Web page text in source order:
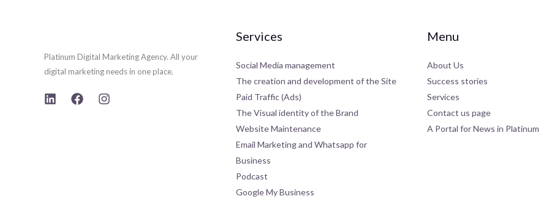
Platinum Digital Marketing Agency. All your
digital marketing needs in one place.
Services
Social Media management
The creation and development of the Site
Paid Traffic (Ads)
The Visual identity of the Brand
Website Maintenance
Email Marketing and Whatsapp for
Business
Podcast
Google My Business
Menu
About Us
Success stories
Services
Contact us page
A Portal for News in Platinum